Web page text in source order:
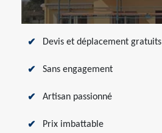
Devis et déplacement gratuits
Sans engagement
Artisan passionné
Prix imbattable